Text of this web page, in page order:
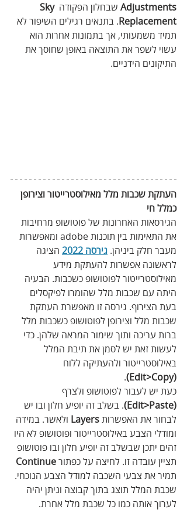
Adjustments שבחלון הפקודה Sky
Replacement. בתנאים רגילים השיפור לא
תמיד משמעותי, אך בתמונות אחרות הוא
עשוי לשפר את התוצאה באופן שחוסך את
התיקונים הידניים.
העתקת שכבות מלל מאילוסטרייטור וצירופן
כמלל חי
הגירסאות האחרונות של פוטושופ מרחיבות
את התאימות בין תוכנות adobe ומאפשרות
מעבר חלק ביניהן. גירסה 2022
הציגה
לראשונה אפשרות להעתקת מידע
מאילוסטרייטור לפוטושופ כשכבות. הבעיה
היתה עם שכבות מלל שהומרו לפיקסלים
בעת הצירוף. גירסה זו מאפשרת העתקת
שכבות מלל וצירופן לפוטושופ כשכבות מלל
ברות עריכה ותוך שימור המראה שלהן. כדי
לעשות זאת יש לסמן את תיבת המלל
באילוסטרייטור ולהעתיקה ללוח
(Edit>Copy)
.
כעת יש לעבור לפוטושופ ולצרף
(Edit>Paste)
. בשלב זה יופיע חלון ובו יש
לבחור את האפשרות Layers ולאשר. במידה
ומודלי הצבע באילוסטרייטור ופוטושופ לא היו
זהים יתכן שבשלב זה יופיע חלון ובו פוטושופ
תציין עובדה זו. לחיצה על כפתור Continue
תמיר את צבעי השכבה למודל הצבע הנוכחי.
שכבת המלל תוצג בתוך קבוצה וניתן יהיה
לערוך אותה כמו כל שכבת מלל אחרת.